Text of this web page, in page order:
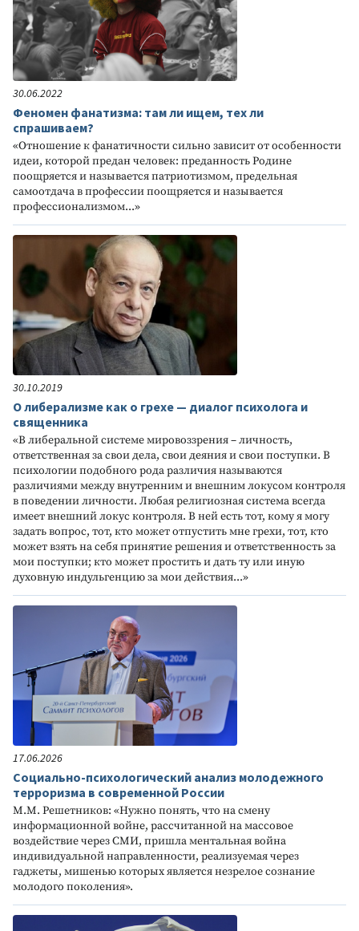
30.06.2022
Феномен фанатизма: там ли ищем, тех ли
спрашиваем?
«Отношение к фанатичности сильно зависит от особенности
идеи, которой предан человек: преданность Родине
поощряется и называется патриотизмом, предельная
самоотдача в профессии поощряется и называется
профессионализмом...»
30.10.2019
О либерализме как о грехе — диалог психолога и
священника
«В либеральной системе мировоззрения – личность,
ответственная за свои дела, свои деяния и свои поступки. В
психологии подобного рода различия называются
различиями между внутренним и внешним локусом контроля
в поведении личности. Любая религиозная система всегда
имеет внешний локус контроля. В ней есть тот, кому я могу
задать вопрос, тот, кто может отпустить мне грехи, тот, кто
может взять на себя принятие решения и ответственность за
мои поступки; кто может простить и дать ту или иную
духовную индульгенцию за мои действия...»
17.06.2026
Социально-психологический анализ молодежного
терроризма в современной России
М.М. Решетников: «Нужно понять, что на смену
информационной войне, рассчитанной на массовое
воздействие через СМИ, пришла ментальная война
индивидуальной направленности, реализуемая через
гаджеты, мишенью которых является незрелое сознание
молодого поколения».